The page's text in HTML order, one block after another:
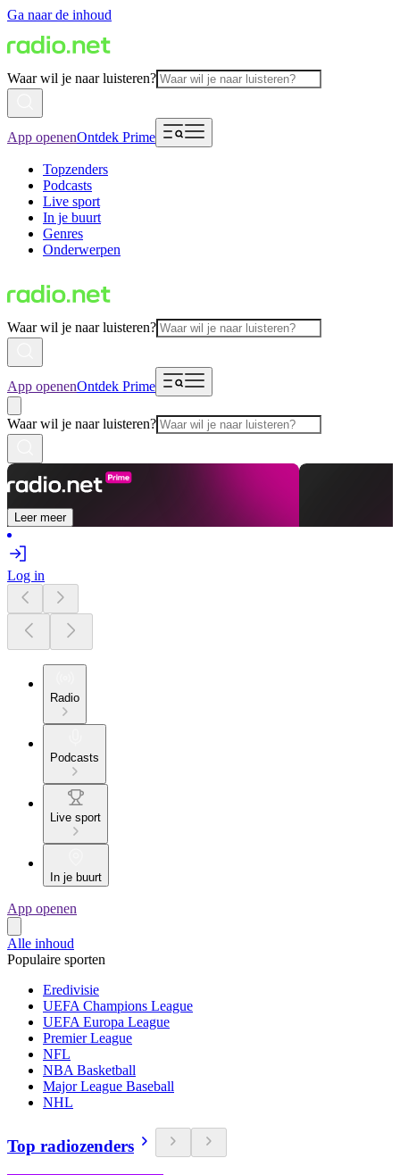
Ga naar de inhoud
Waar wil je naar luisteren?
App openenOntdek Prime
Topzenders
Podcasts
Live sport
In je buurt
Genres
Onderwerpen
Waar wil je naar luisteren?
App openenOntdek Prime
Waar wil je naar luisteren?
Leer meer
Log in
Radio
Podcasts
Live sport
In je buurt
App openen
Alle inhoud
Populaire sporten
Eredivisie
UEFA Champions League
UEFA Europa League
Premier League
NFL
NBA Basketball
Major League Baseball
NHL
Top radiozenders